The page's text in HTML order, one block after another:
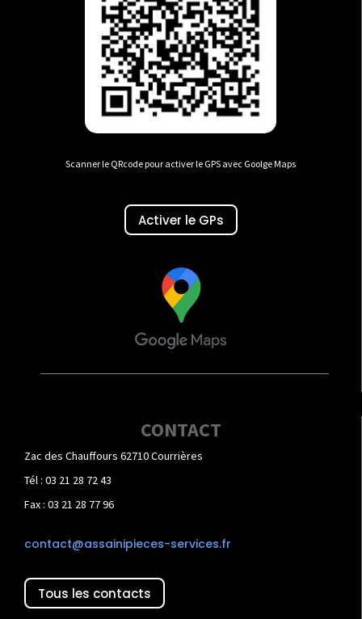
Scanner le QRcode pour activer le GPS avec Goolge Maps
Activer le GPs
CONTACT
Zac des Chauffours 62710 Courrières
Tél : 03 21 28 72 43
Fax : 03 21 28 77 96
contact@assainipieces-services.fr
Tous les contacts